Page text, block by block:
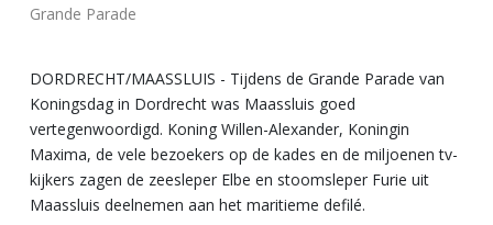
Grande Parade
DORDRECHT/MAASSLUIS - Tijdens de Grande Parade van
Koningsdag in Dordrecht was Maassluis goed
vertegenwoordigd. Koning Willen-Alexander, Koningin
Maxima, de vele bezoekers op de kades en de miljoenen tv-
kijkers zagen de zeesleper Elbe en stoomsleper Furie uit
Maassluis deelnemen aan het maritieme defilé.